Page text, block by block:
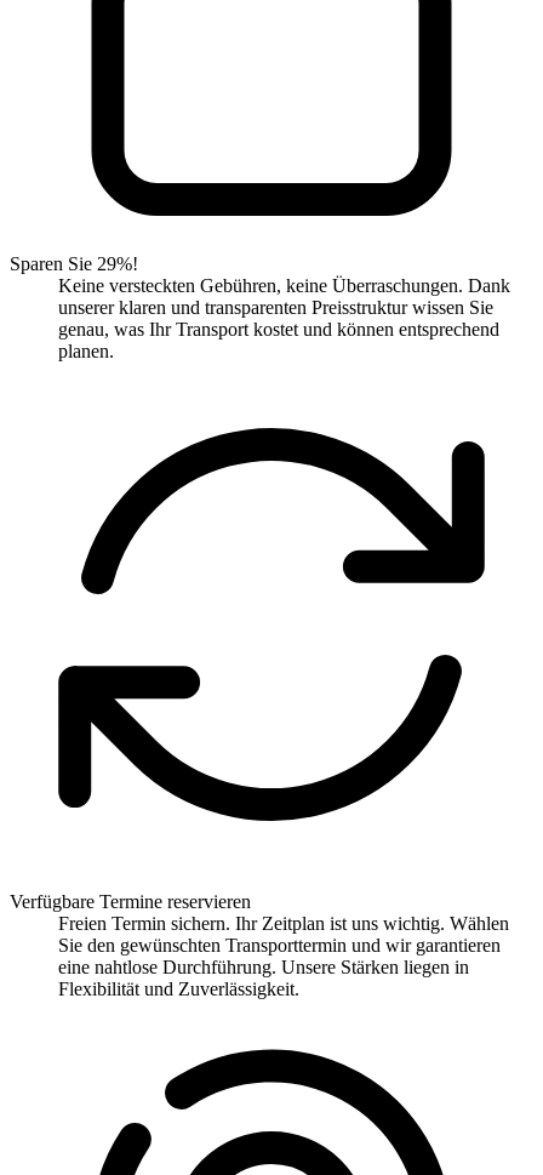
Sparen Sie 29%!
Keine versteckten Gebühren, keine Überraschungen. Dank
unserer klaren und transparenten Preisstruktur wissen Sie
genau, was Ihr Transport kostet und können entsprechend
planen.
Verfügbare Termine reservieren
Freien Termin sichern. Ihr Zeitplan ist uns wichtig. Wählen
Sie den gewünschten Transporttermin und wir garantieren
eine nahtlose Durchführung. Unsere Stärken liegen in
Flexibilität und Zuverlässigkeit.